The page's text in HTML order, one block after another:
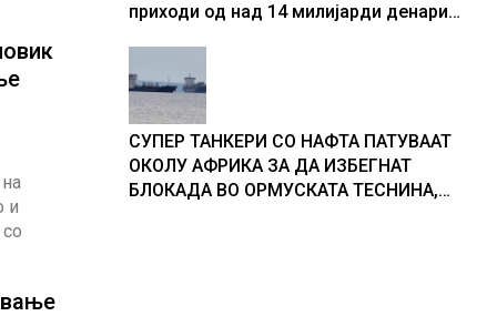
и
приходи од над 14 милијарди денари
СУПЕР ТАНКЕРИ СО НАФТА ПАТУВААТ
ОКОЛУ АФРИКА ЗА ДА ИЗБЕГНАТ
БЛОКАДА ВО ОРМУСКАТА ТЕСНИНА,